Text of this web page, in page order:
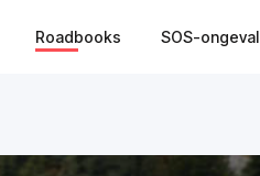
Roadbooks SOS-ongeval